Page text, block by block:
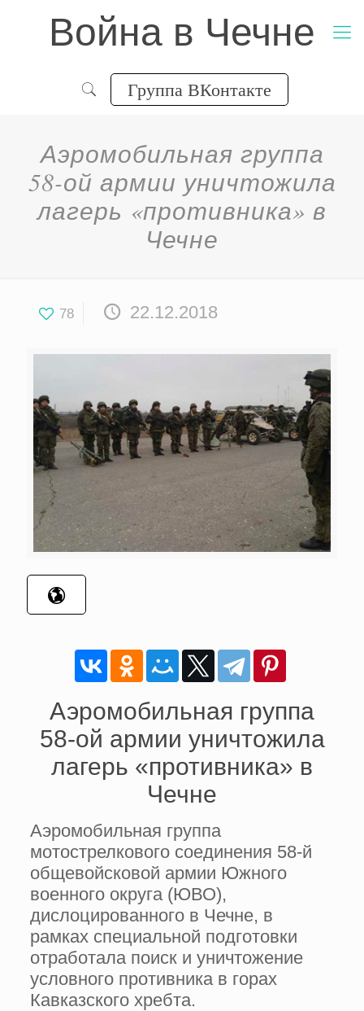
Война в Чечне
Группа ВКонтакте
Аэромобильная группа
58-ой армии уничтожила
лагерь «противника» в
Чечне
78 22.12.2018
Аэромобильная группа
58-ой армии уничтожила
лагерь «противника» в
Чечне
Аэромобильная группа
мотострелкового соединения 58-й
общевойсковой армии Южного
военного округа (ЮВО),
дислоцированного в Чечне, в
рамках специальной подготовки
отработала поиск и уничтожение
условного противника в горах
Кавказского хребта.